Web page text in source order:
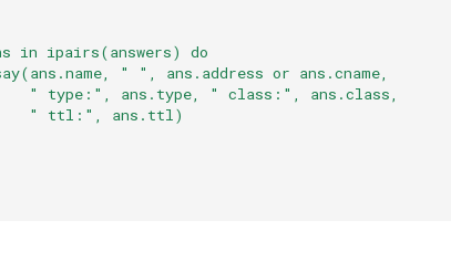
in ipairs(answers)
do
" ", ans.address or ans.cname,
"
type:", ans.type, " class:",
ans.class,
"
ttl:",
ans.ttl)